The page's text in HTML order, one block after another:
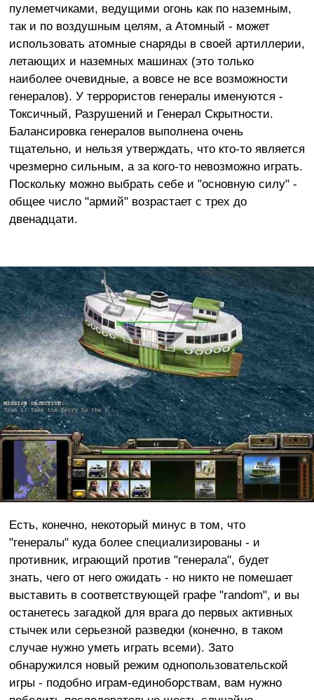
пулеметчиками, ведущими огонь как по наземным,
так и по воздушным целям, а Атомный - может
использовать атомные снаряды в своей артиллерии,
летающих и наземных машинах (это только
наиболее очевидные, а вовсе не все возможности
генералов). У террористов генералы именуются -
Токсичный, Разрушений и Генерал Скрытности.
Балансировка генералов выполнена очень
тщательно, и нельзя утверждать, что кто-то является
чрезмерно сильным, а за кого-то невозможно играть.
Поскольку можно выбрать себе и "основную силу" -
общее число "армий" возрастает с трех до
двенадцати.
Есть, конечно, некоторый минус в том, что
"генералы" куда более специализированы - и
противник, играющий против "генерала", будет
знать, чего от него ожидать - но никто не помешает
выставить в соответствующей графе "random", и вы
останетесь загадкой для врага до первых активных
стычек или серьезной разведки (конечно, в таком
случае нужно уметь играть всеми). Зато
обнаружился новый режим однопользовательской
игры - подобно играм-единоборствам, вам нужно